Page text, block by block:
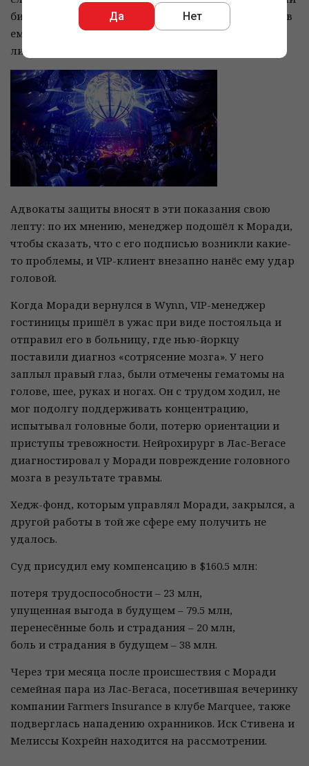
Да Нет
бить головой о цементный пол. После серии ударов
ему снова предложили показать удостоверение
личности и на этот раз своего добились.
Адвокаты защиты вносят в эти показания свою
лепту: по их мнению, менеджер подошёл к Моради,
чтобы сказать, что с его подписью возникли какие-
то проблемы, и VIP-клиент внезапно нанёс ему удар
головой.
Когда Моради вернулся в Wynn, VIP-менеджер
гостиницы пришёл в ужас при виде постояльца и
отправил его в больницу, где нью-йоркцу
поставили диагноз «сотрясение мозга». У него
заплыл правый глаз, были отмечены гематомы на
голове, шее, руках и ногах. Он с трудом ходил, не
мог подолгу поддерживать концентрацию,
испытывал головные боли, потерю ориентации и
приступы тревожности. Нейрохирург в Лас-Вегасе
диагностировал у Моради повреждение головного
мозга в результате травмы.
Хедж-фонд, которым управлял Моради, закрылся, а
другой работы в той же сфере ему получить не
удалось.
Суд присудил ему компенсацию в $160.5 млн:
потеря трудоспособности – 23 млн,
упущенная выгода в будущем – 79.5 млн,
перенесённые боль и страдания – 20 млн,
боль и страдания в будущем – 38 млн.
Через три месяца после происшествия с Моради
семейная пара из Лас-Вегаса, посетившая вечеринку
компании Farmers Insurance в клубе Marquee, также
подверглась нападению охранников. Иск Стивена и
Мелиссы Кохрейн находится на рассмотрении.